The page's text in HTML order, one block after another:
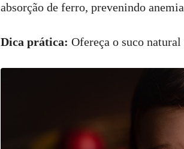
absorção de ferro, prevenindo
Dica prática: Ofereça o suco